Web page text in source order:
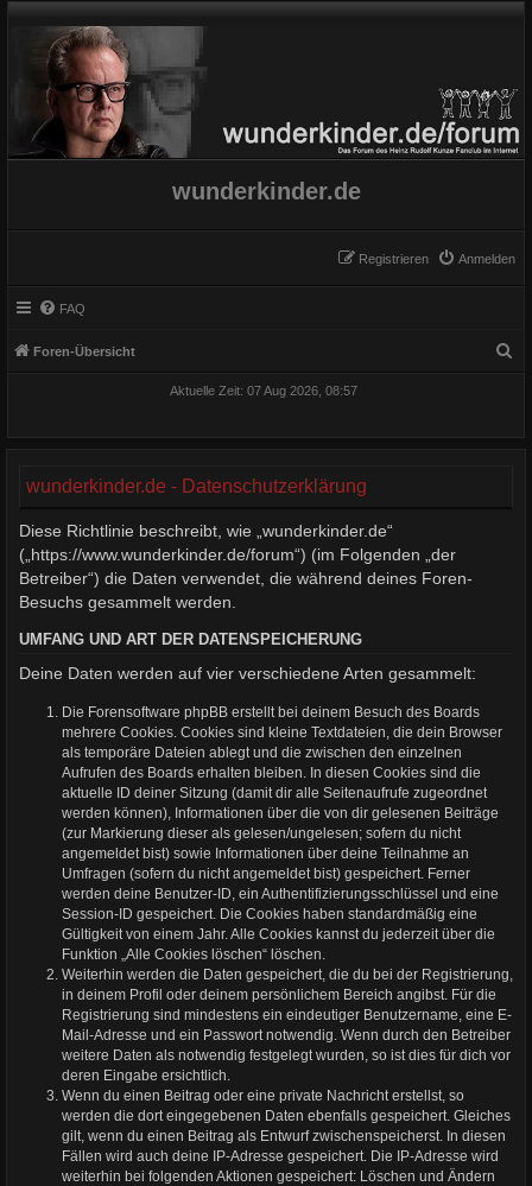
wunderkinder.de
Anmelden
Registrieren
FAQ
Foren-Übersicht
Aktuelle Zeit: 07 Aug 2026, 08:57
wunderkinder.de - Datenschutzerklärung
Diese Richtlinie beschreibt, wie „wunderkinder.de“
(„https://www.wunderkinder.de/forum“) (im Folgenden „der
Betreiber“) die Daten verwendet, die während deines Foren-
Besuchs gesammelt werden.
UMFANG UND ART DER DATENSPEICHERUNG
Deine Daten werden auf vier verschiedene Arten gesammelt:
Die Forensoftware phpBB erstellt bei deinem Besuch des Boards
mehrere Cookies. Cookies sind kleine Textdateien, die dein Browser
als temporäre Dateien ablegt und die zwischen den einzelnen
Aufrufen des Boards erhalten bleiben. In diesen Cookies sind die
aktuelle ID deiner Sitzung (damit dir alle Seitenaufrufe zugeordnet
werden können), Informationen über die von dir gelesenen Beiträge
(zur Markierung dieser als gelesen/ungelesen; sofern du nicht
angemeldet bist) sowie Informationen über deine Teilnahme an
Umfragen (sofern du nicht angemeldet bist) gespeichert. Ferner
werden deine Benutzer-ID, ein Authentifizierungsschlüssel und eine
Session-ID gespeichert. Die Cookies haben standardmäßig eine
Gültigkeit von einem Jahr. Alle Cookies kannst du jederzeit über die
Funktion „Alle Cookies löschen“ löschen.
Weiterhin werden die Daten gespeichert, die du bei der Registrierung,
in deinem Profil oder deinem persönlichem Bereich angibst. Für die
Registrierung sind mindestens ein eindeutiger Benutzername, eine E-
Mail-Adresse und ein Passwort notwendig. Wenn durch den Betreiber
weitere Daten als notwendig festgelegt wurden, so ist dies für dich vor
deren Eingabe ersichtlich.
Wenn du einen Beitrag oder eine private Nachricht erstellst, so
werden die dort eingegebenen Daten ebenfalls gespeichert. Gleiches
gilt, wenn du einen Beitrag als Entwurf zwischenspeicherst. In diesen
Fällen wird auch deine IP-Adresse gespeichert. Die IP-Adresse wird
weiterhin bei folgenden Aktionen gespeichert: Löschen und Ändern